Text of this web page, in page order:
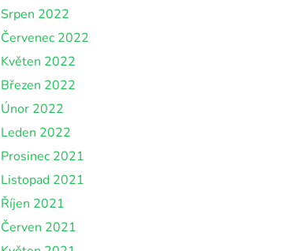
Srpen 2022
Červenec 2022
Květen 2022
Březen 2022
Únor 2022
Leden 2022
Prosinec 2021
Listopad 2021
Říjen 2021
Červen 2021